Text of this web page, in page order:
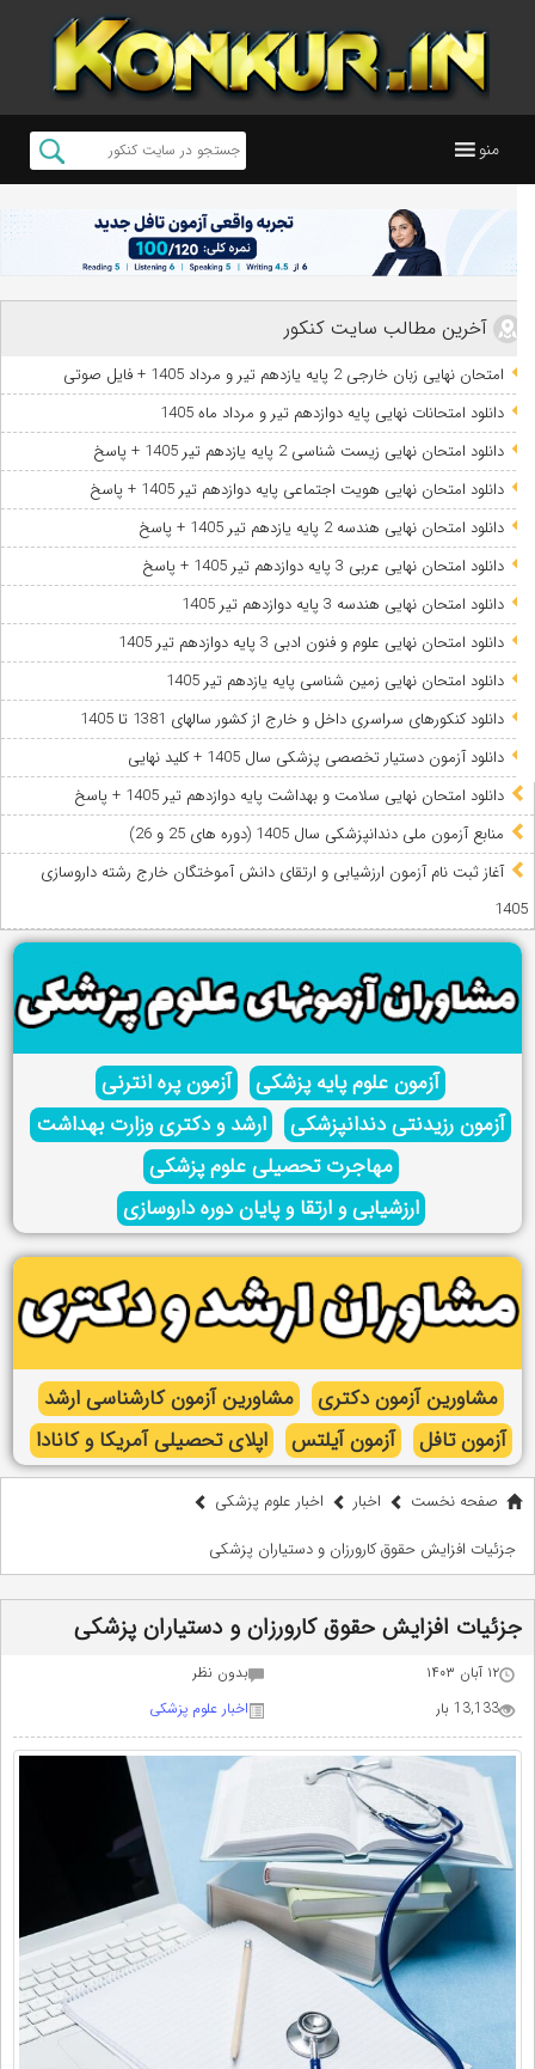
منو
آخرین مطالب سایت کنکور
امتحان نهایی زبان خارجی 2 پایه یازدهم تیر و مرداد 1405 + فایل صوتی
دانلود امتحانات نهایی پایه دوازدهم تیر و مرداد ماه 1405
دانلود امتحان نهایی زیست شناسی 2 پایه یازدهم تیر 1405 + پاسخ
دانلود امتحان نهایی هویت اجتماعی پایه دوازدهم تیر 1405 + پاسخ
دانلود امتحان نهایی هندسه 2 پایه یازدهم تیر 1405 + پاسخ
دانلود امتحان نهایی عربی 3 پایه دوازدهم تیر 1405 + پاسخ
دانلود امتحان نهایی هندسه 3 پایه دوازدهم تیر 1405
دانلود امتحان نهایی علوم و فنون ادبی 3 پایه دوازدهم تیر 1405
دانلود امتحان نهایی زمین شناسی پایه یازدهم تیر 1405
دانلود کنکورهای سراسری داخل و خارج از کشور سالهای 1381 تا 1405
دانلود آزمون دستیار تخصصی پزشکی سال 1405 + کلید نهایی
دانلود امتحان نهایی سلامت و بهداشت پایه دوازدهم تیر 1405 + پاسخ
ﻣﻨﺎﺑﻊ آزﻣﻮن ﻣﻠﯽ دندانپزشکی سال 1405 (دوره های 25 و 26)
آغاز ثبت نام آزمون‌ ارزشیابی و ارتقای دانش آموختگان خارج رشته داروسازی
1405
آزمون علوم پایه پزشکی
آزمون پره انترنی
آزمون رزیدنتی دندانپزشکی
ارشد و دکتری وزارت بهداشت
مهاجرت تحصیلی علوم پزشکی
ارزشیابی و ارتقا و پایان دوره داروسازی
مشاورین آزمون دکتری
مشاورین آزمون کارشناسی ارشد
آزمون تافل
آزمون آیلتس اپلای تحصیلی آمریکا و کانادا
صفحه نخست اخبار
اخبار علوم پزشکی
جزئیات افزایش حقوق کارورزان و دستیاران پزشکی
جزئیات افزایش حقوق کارورزان و دستیاران پزشکی
۱۲ آبان ۱۴۰۳
بدون نظر
13,133 بار
اخبار علوم پزشکی